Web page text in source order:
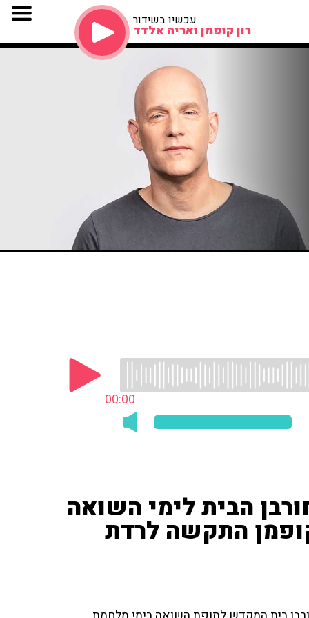
עכשיו בשידור
רון קופמן ואריה אלדד
00:00
הבית לימי השואה
התקשה לרדת